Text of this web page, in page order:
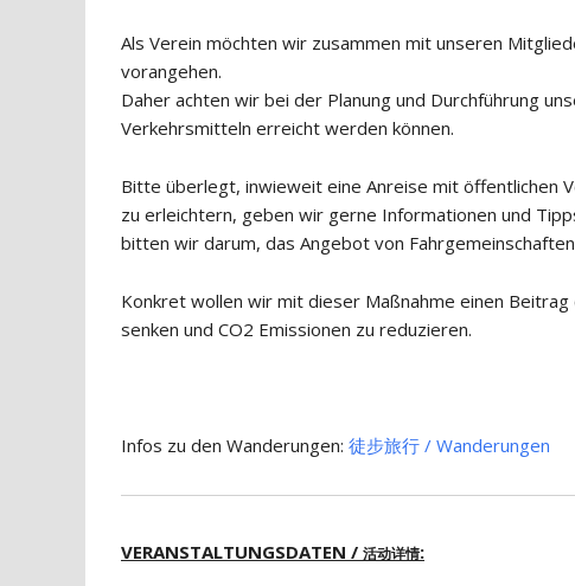
Als Verein möchten wir zusammen mit unseren
vorangehen.
Daher achten wir bei der Planung und Durchführung
Verkehrsmitteln erreicht werden können.
Bitte überlegt, inwieweit eine Anreise mit öffentlichen
zu erleichtern, geben wir gerne Informationen und
bitten wir darum, das Angebot von
Konkret wollen wir mit dieser Maßnahme einen
senken und CO2 Emissionen zu reduzieren.
Infos zu den Wanderungen: 徒步​旅行 / Wanderungen
VERANSTALTUNGSDATEN / 活动详情: